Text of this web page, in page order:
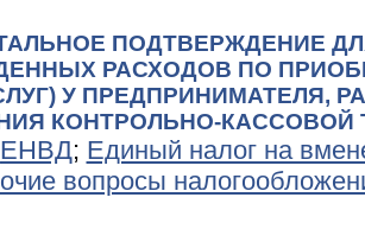
ПОДТВЕРЖДЕНИЕ
РАСХОДОВ ПО
У ПРЕДПРИНИМАТЕЛЯ,
КОНТРОЛЬНО-КАССОВОЙ
ЕНВД; Единый налог на
вопросы